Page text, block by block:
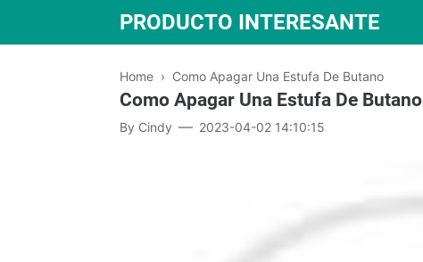
PRODUCTO INTERESANTE
Home › Como Apagar Una Estufa De Butano
Como Apagar Una Estufa De Butano
By Cindy 2023-04-02 14:10:15